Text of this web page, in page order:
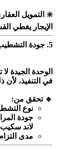
✳️ التمويل
الإيجار يغطي
5. جودة التشطيب والبنية التحتية للمشروع
الوحدة الجيدة
في التنفيذ، لأن
🔹 تحقق من:
نوع
جودة
لاند
مدى